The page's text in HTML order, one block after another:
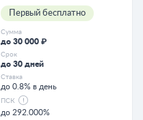
Первый бесплатно
Сумма
до 30 000 ₽
Срок
до 30 дней
Ставка
до 0.8% в день
ПСК
до 292.000%